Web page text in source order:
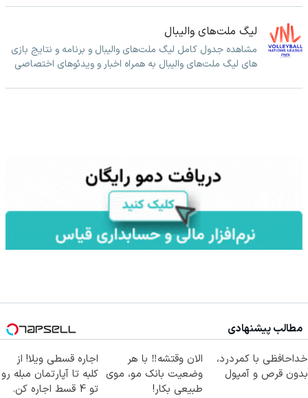
لیگ ملت‌های والیبال
مشاهده جدول کامل لیگ ملت‌های والیبال و برنامه و نتایج بازی
های لیگ ملت‌های والیبال به همراه اخبار و ویدئوهای اختصاصی
مطالب پیشنهادی
خداحافظی با کمردرد،
بدون قرص و آمپول
الان وقتشه‼️ با هر
وضعیت بانک مو، موی
طبیعی بکار!
اجاره‌ قسطی ویلا! از
کلبه تا آپارتمان مبله رو
تو 4 قسط اجاره کن.